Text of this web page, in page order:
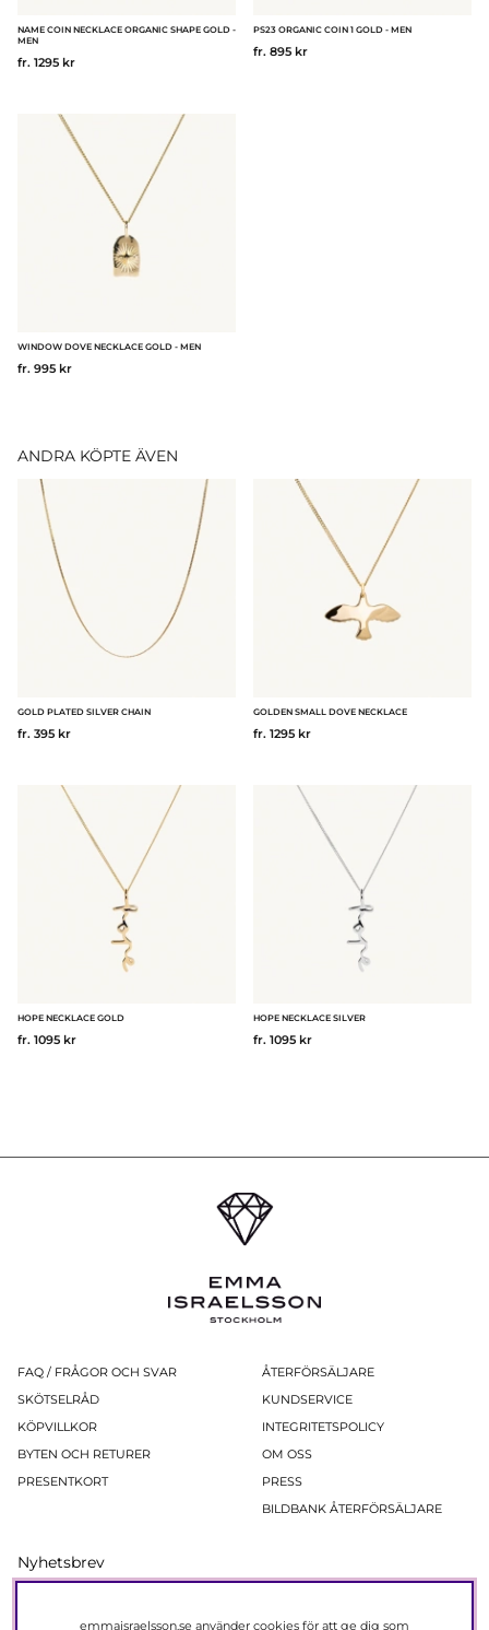
NAME COIN NECKLACE ORGANIC SHAPE GOLD -
MEN
fr. 1295 kr
PS23 ORGANIC COIN 1 GOLD - MEN
fr. 895 kr
WINDOW DOVE NECKLACE GOLD - MEN
fr. 995 kr
ANDRA KÖPTE ÄVEN
GOLD PLATED SILVER CHAIN
fr. 395 kr
GOLDEN SMALL DOVE NECKLACE
fr. 1295 kr
HOPE NECKLACE GOLD
fr. 1095 kr
HOPE NECKLACE SILVER
fr. 1095 kr
FAQ / FRÅGOR OCH SVAR
SKÖTSELRÅD
KÖPVILLKOR
BYTEN OCH RETURER
PRESENTKORT
ÅTERFÖRSÄLJARE
KUNDSERVICE
INTEGRITETSPOLICY
OM OSS
PRESS
BILDBANK ÅTERFÖRSÄLJARE
Nyhetsbrev
emmaisraelsson.se använder cookies för att ge dig som